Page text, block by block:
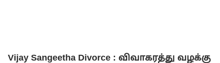
Vijay Sangeetha Divorce : விவாகரத்து வழக்கு